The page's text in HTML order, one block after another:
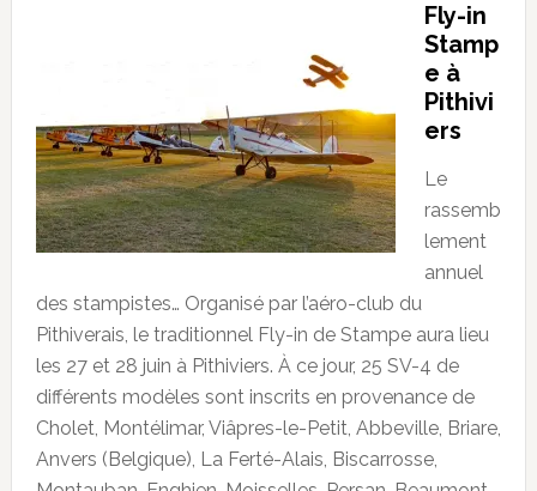
Fly-in
Stamp
e à
Pithivi
ers
Le
rassemb
lement
annuel
des stampistes… Organisé par l’aéro-club du
Pithiverais, le traditionnel Fly-in de Stampe aura lieu
les 27 et 28 juin à Pithiviers. À ce jour, 25 SV-4 de
différents modèles sont inscrits en provenance de
Cholet, Montélimar, Viâpres-le-Petit, Abbeville, Briare,
Anvers (Belgique), La Ferté-Alais, Biscarrosse,